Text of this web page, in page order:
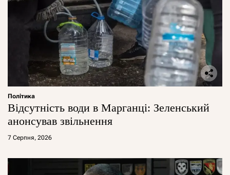
Політика
Відсутність води в Марганці: Зеленський
анонсував звільнення
7 Серпня, 2026